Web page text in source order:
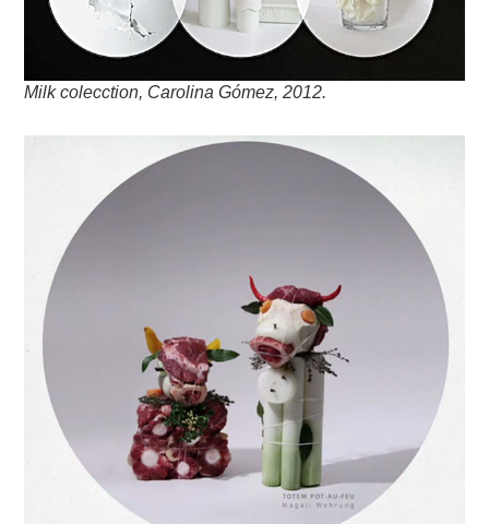
Milk colecction, Carolina Gómez, 2012.